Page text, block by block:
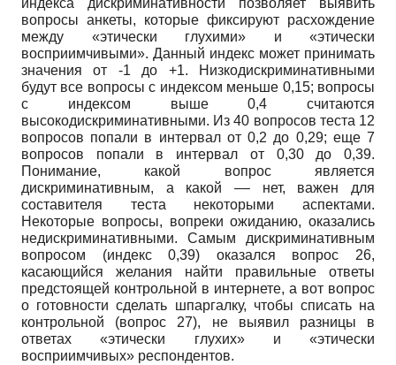
индекса дискриминативности позволяет выявить
вопросы анкеты, которые фиксируют расхождение
между «этически глухими» и «этически
восприимчивыми». Данный индекс может принимать
значения от -1 до +1. Низкодискриминативными
будут все вопросы с индексом меньше 0,15; вопросы
с индексом выше 0,4 считаются
высокодискриминативными. Из 40 вопросов теста 12
вопросов попали в интервал от 0,2 до 0,29; еще 7
вопросов попали в интервал от 0,30 до 0,39.
Понимание, какой вопрос является
дискриминативным, а какой –– нет, важен для
составителя теста некоторыми аспектами.
Некоторые вопросы, вопреки ожиданию, оказались
недискриминативными. Самым дискриминативным
вопросом (индекс 0,39) оказался вопрос 26,
касающийся желания найти правильные ответы
предстоящей контрольной в интернете, а вот вопрос
о готовности сделать шпаргалку, чтобы списать на
контрольной (вопрос 27), не выявил разницы в
ответах «этически глухих» и «этически
восприимчивых» респондентов.